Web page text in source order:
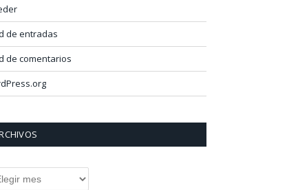
de entradas
de comentarios